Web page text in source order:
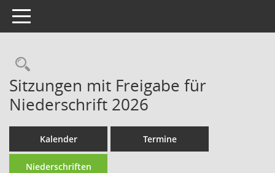
Toggle navigation
Rechercheauswahl
Sitzungen mit Freigabe für
Niederschrift 2026
Kalender Termine
Niederschriften